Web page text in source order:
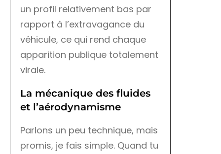
un profil relativement bas par
rapport à l’extravagance du
véhicule, ce qui rend chaque
apparition publique totalement
virale.
La mécanique des fluides
et l’aérodynamisme
Parlons un peu technique, mais
promis, je fais simple. Quand tu